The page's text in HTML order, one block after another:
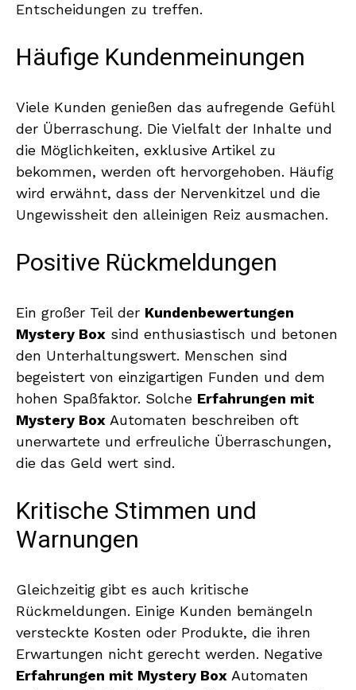
Entscheidungen zu treffen.
Häufige Kundenmeinungen
Viele Kunden genießen das aufregende Gefühl
der Überraschung. Die Vielfalt der Inhalte und
die Möglichkeiten, exklusive Artikel zu
bekommen, werden oft hervorgehoben. Häufig
wird erwähnt, dass der Nervenkitzel und die
Ungewissheit den alleinigen Reiz ausmachen.
Positive Rückmeldungen
Ein großer Teil der Kundenbewertungen
Mystery Box sind enthusiastisch und betonen
den Unterhaltungswert. Menschen sind
begeistert von einzigartigen Funden und dem
hohen Spaßfaktor. Solche Erfahrungen mit
Mystery Box Automaten beschreiben oft
unerwartete und erfreuliche Überraschungen,
die das Geld wert sind.
Kritische Stimmen und
Warnungen
Gleichzeitig gibt es auch kritische
Rückmeldungen. Einige Kunden bemängeln
versteckte Kosten oder Produkte, die ihren
Erwartungen nicht gerecht werden. Negative
Erfahrungen mit Mystery Box Automaten